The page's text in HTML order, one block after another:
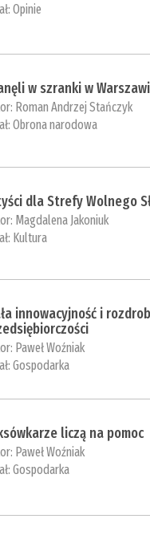
Opinie
w szranki w
Roman Andrzej Stańczyk
Obrona narodowa
dla Strefy Wolnego
Magdalena Jakoniuk
Kultura
innowacyjność i
Paweł Woźniak
Gospodarka
liczą na pomoc
Paweł Woźniak
Gospodarka